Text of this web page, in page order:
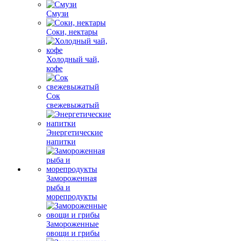
Смузи
Соки, нектары
Холодный чай,
кофе
Сок
свежевыжатый
Энергетические
напитки
Замороженная
рыба и
морепродукты
Замороженные
овощи и грибы